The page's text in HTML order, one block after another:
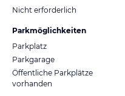
Nicht erforderlich
Parkmöglichkeiten
Parkplatz
Parkgarage
Öffentliche Parkplätze
vorhanden